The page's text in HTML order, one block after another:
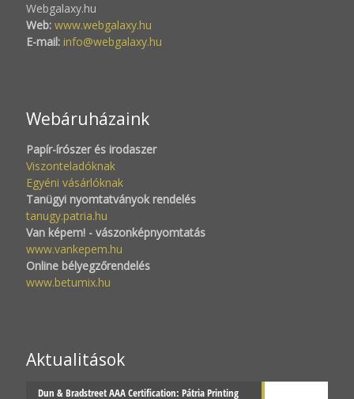
Webgalaxy.hu
Web: www.webgalaxy.hu
E-mail: info@webgalaxy.hu
Webáruházaink
Papír-írószer és irodaszer
Viszonteladóknak
Egyéni vásárlóknak
Tanügyi nyomtatványok rendelés
tanugy.patria.hu
Van képem! - vászonképnyomtatás
www.vankepem.hu
Online bélyegzőrendelés
www.betumix.hu
Aktualitások
Dun & Bradstreet AAA Certification: Pátria Printing